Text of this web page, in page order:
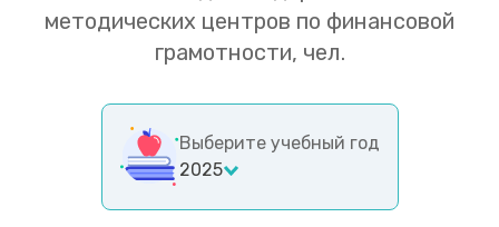
методических центров по финансовой
грамотности, чел.
Выберите учебный год
2025